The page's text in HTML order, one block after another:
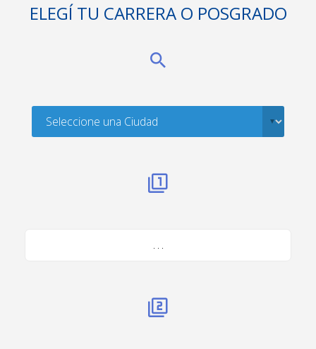
ELEGÍ TU CARRERA O POSGRADO
. . .